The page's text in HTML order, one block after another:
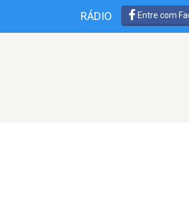
RÁDIO Entre com